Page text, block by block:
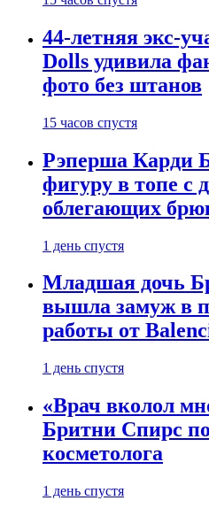
44-летняя экс-
Dolls удивила
фото без штанов
15 часов спустя
Рэперша Карди
фигуру в топе с
облегающих
1 день спустя
Младшая дочь
вышла замуж в
работы от
1 день спустя
«Врач вколол
Бритни Спирс
косметолога
1 день спустя